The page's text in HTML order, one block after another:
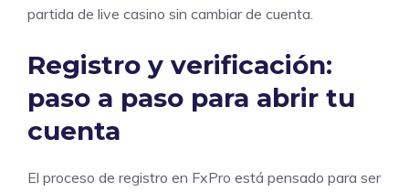
partida de live casino sin cambiar de cuenta.
Registro y verificación:
paso a paso para abrir tu
cuenta
El proceso de registro en FxPro está pensado para ser